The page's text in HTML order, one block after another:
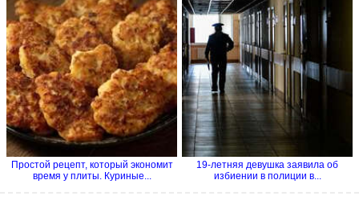
Простой рецепт, который экономит
время у плиты. Куриные...
19-летняя девушка заявила об
избиении в полиции в...